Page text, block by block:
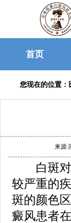
首页
您现在的位置：
来源:
白斑对
较严重的
斑的颜色
癜风患者